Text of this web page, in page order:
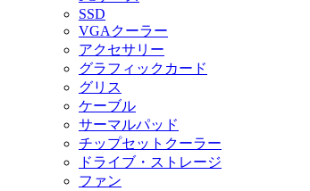
SSD
VGAクーラー
アクセサリー
グラフィックカード
グリス
ケーブル
サーマルパッド
チップセットクーラー
ドライブ・ストレージ
ファン